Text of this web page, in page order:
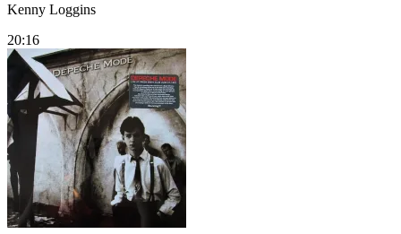
Kenny Loggins
20:16